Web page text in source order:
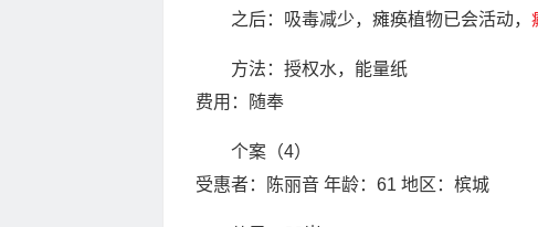
之后：吸毒减少，瘫痪植物已会活动，
方法：授权水，能量纸
费用：随奉
个案（4）
受惠者：陈丽音 年龄：61 地区：槟城